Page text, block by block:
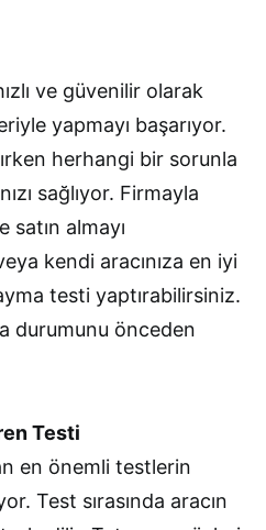
ve güvenilir olarak
yapmayı başarıyor.
herhangi bir sorunla
sağlıyor. Firmayla
satın almayı
kendi aracınıza en iyi
testi yaptırabilirsiniz.
durumunu önceden
Testi
en önemli testlerin
Test sırasında aracın